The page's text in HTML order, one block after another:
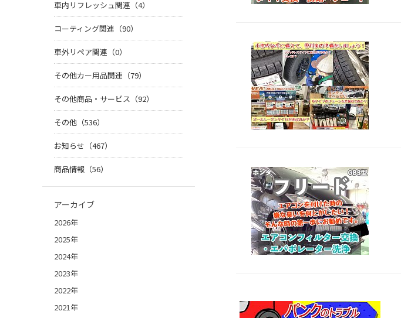
車内リフレッシュ関連（4）
コーティング関連（90）
車外リペア関連（0）
その他カー用品関連（79）
その他商品・サービス（92）
その他（536）
お知らせ（467）
商品情報（56）
アーカイブ
2026年
2025年
2024年
2023年
2022年
2021年